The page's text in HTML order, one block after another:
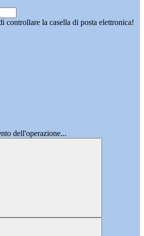
controllare la casella di posta elettronica!
dell'operazione...